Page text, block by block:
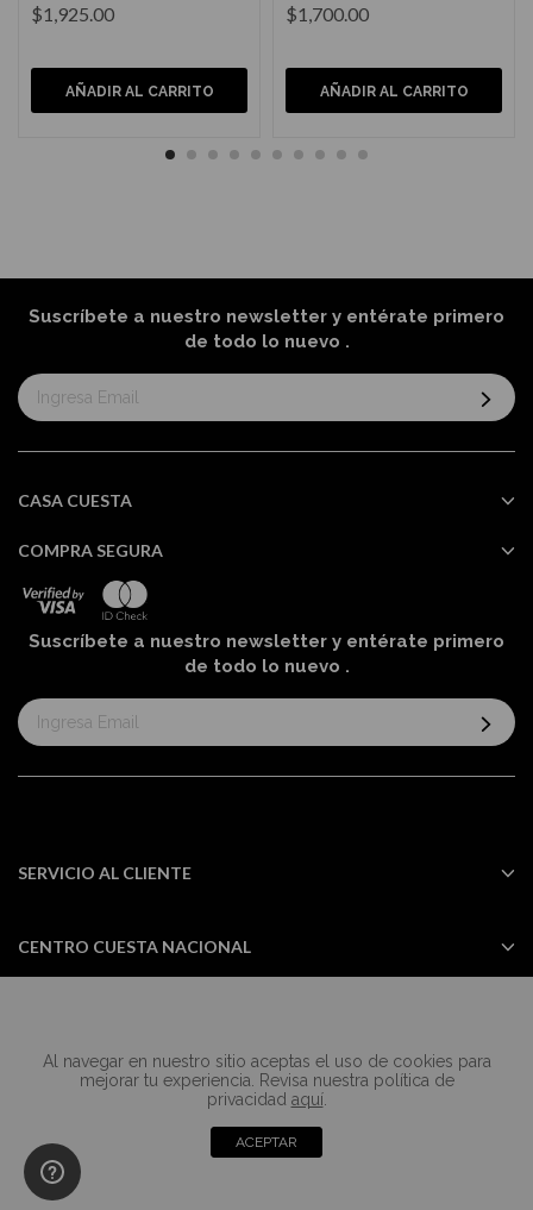
Al navegar en nuestro sitio aceptas el uso de cookies para
mejorar tu experiencia. Revisa nuestra política de
privacidad aquí.
ACEPTAR
$1,925.00
AÑADIR AL CARRITO
$1,700.00
AÑADIR AL CARRITO
Suscríbete a nuestro newsletter y entérate primero
de todo lo nuevo .
Suscríbase
al
informativo:
CASA CUESTA
COMPRA SEGURA
Suscríbete a nuestro newsletter y entérate primero
de todo lo nuevo .
Suscríbase
al
informativo:
SERVICIO AL CLIENTE
CENTRO CUESTA NACIONAL
Todos los derechos reservados Casa
Cuesta ©2024